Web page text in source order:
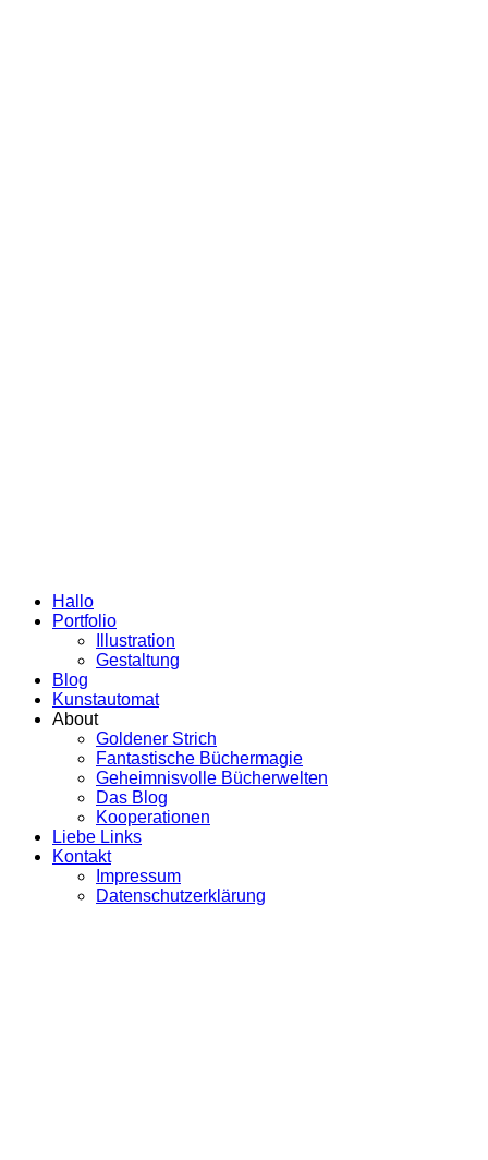
Hallo
Portfolio
Illustration
Gestaltung
Blog
Kunstautomat
About
Goldener Strich
Fantastische Büchermagie
Geheimnisvolle Bücherwelten
Das Blog
Kooperationen
Liebe Links
Kontakt
Impressum
Datenschutzerklärung